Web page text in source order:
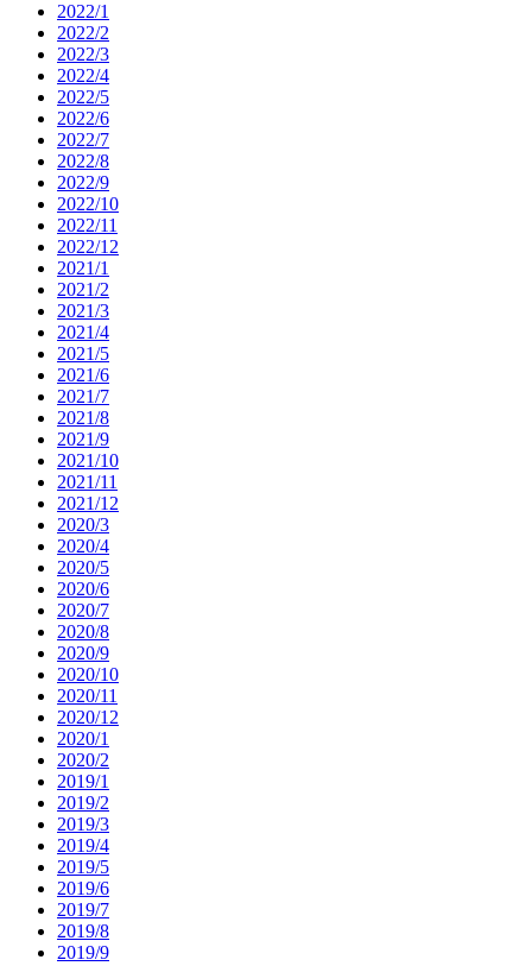
2022/1
2022/2
2022/3
2022/4
2022/5
2022/6
2022/7
2022/8
2022/9
2022/10
2022/11
2022/12
2021/1
2021/2
2021/3
2021/4
2021/5
2021/6
2021/7
2021/8
2021/9
2021/10
2021/11
2021/12
2020/3
2020/4
2020/5
2020/6
2020/7
2020/8
2020/9
2020/10
2020/11
2020/12
2020/1
2020/2
2019/1
2019/2
2019/3
2019/4
2019/5
2019/6
2019/7
2019/8
2019/9